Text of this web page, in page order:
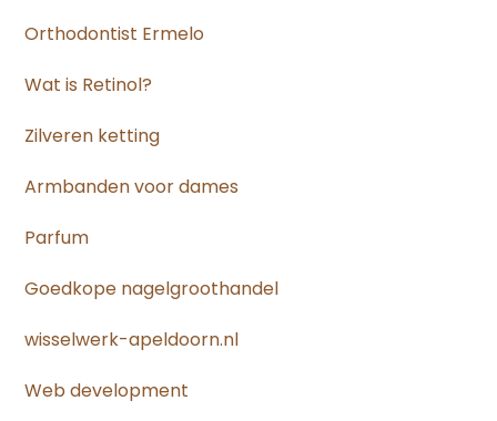
Orthodontist Ermelo
Wat is Retinol?
Zilveren ketting
Armbanden voor dames
Parfum
Goedkope nagelgroothandel
wisselwerk-apeldoorn.nl
Web development